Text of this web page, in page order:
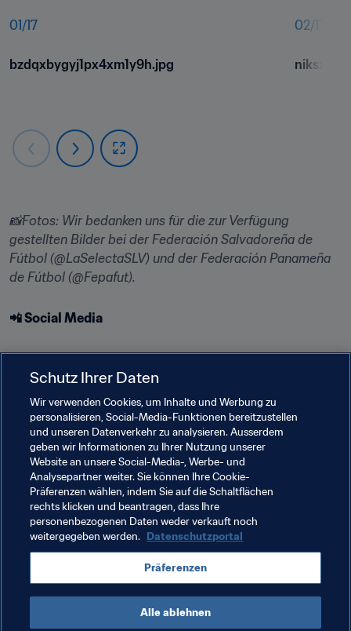
01 /17
bzdqxbygyj1px4xm1y9h.jpg
02/17
📸Fotos: Wir bedanken uns für die zur Verfügung
gestellten Bilder bei der Federación Salvadoreña de
Fútbol (@LaSelectaSLV) und der Federación Panameña
de Fútbol (@Fepafut).
📲 Social Media
Verwandte Themen
FIFA Fussball-Weltmeisterschaft Katar 2022™
Concacaf St Kitts and Nevis Canada
El Salvador Haiti Panama Curaçao
Schutz Ihrer Daten
Wir verwenden Cookies, um Inhalte und Werbung zu
personalisieren, Social-Media-Funktionen bereitzustellen
und unseren Datenverkehr zu analysieren. Ausserdem
geben wir Informationen zu Ihrer Nutzung unserer
Website an unsere Social-Media-, Werbe- und
Analysepartner weiter. Sie können Ihre Cookie-
Präferenzen wählen, indem Sie auf die Schaltflächen
rechts klicken und beantragen, dass Ihre
personenbezogenen Daten weder verkauft noch
weitergegeben werden. Datenschutzportal
Präferenzen
Alle ablehnen